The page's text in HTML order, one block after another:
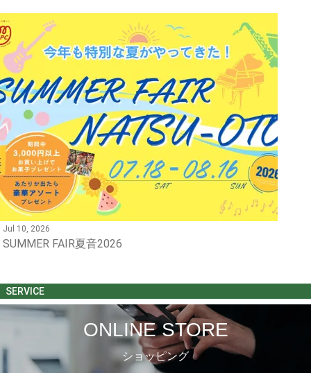
Jul 10, 2026
SUMMER FAIR夏音2026
SERVICE
ONLINE STORE
ショッピング